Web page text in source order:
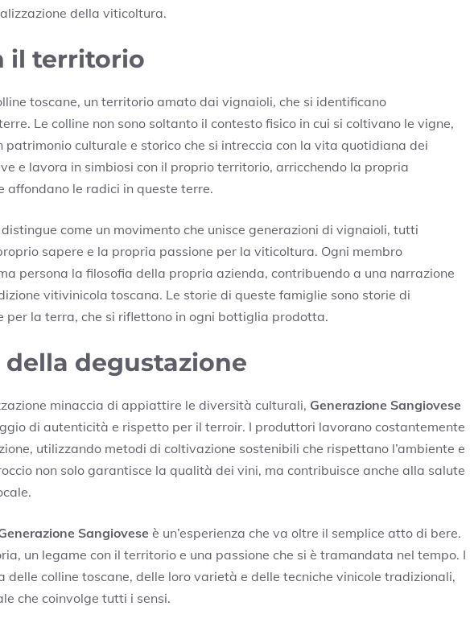
della viticoltura.
il territorio
toscane, un territorio amato dai vignaioli, che si identificano
Le colline non sono soltanto il contesto fisico in cui si coltivano le vigne,
patrimonio culturale e storico che si intreccia con la vita quotidiana dei
e lavora in simbiosi con il proprio territorio, arricchendo la propria
affondano le radici in queste terre.
distingue come un movimento che unisce generazioni di vignaioli, tutti
sapere e la propria passione per la viticoltura. Ogni membro
persona la filosofia della propria azienda, contribuendo a una narrazione
vitivinicola toscana. Le storie di queste famiglie sono storie di
per la terra, che si riflettono in ogni bottiglia prodotta.
della degustazione
minaccia di appiattire le diversità culturali, Generazione Sangiovese
di autenticità e rispetto per il terroir. I produttori lavorano costantemente
utilizzando metodi di coltivazione sostenibili che rispettano l’ambiente e
non solo garantisce la qualità dei vini, ma contribuisce anche alla salute
Sangiovese è un’esperienza che va oltre il semplice atto di bere.
un legame con il territorio e una passione che si è tramandata nel tempo. I
delle colline toscane, delle loro varietà e delle tecniche vinicole tradizionali,
che coinvolge tutti i sensi.